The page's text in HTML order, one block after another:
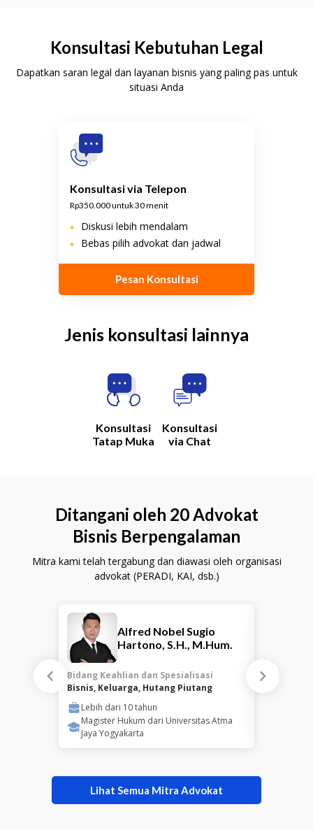
Konsultasi Kebutuhan Legal
Dapatkan saran legal dan layanan bisnis yang paling pas untuk
situasi Anda
Konsultasi via Telepon
Rp350.000 untuk 30 menit
• Diskusi lebih mendalam
• Bebas pilih advokat dan jadwal
Pesan Konsultasi
Jenis konsultasi lainnya
Konsultasi
Tatap Muka
Konsultasi
via Chat
Ditangani oleh 20 Advokat
Bisnis Berpengalaman
Mitra kami telah tergabung dan diawasi oleh organisasi
advokat (PERADI, KAI, dsb.)
Alfred Nobel Sugio
Hartono, S.H., M.Hum.
Bidang Keahlian dan Spesialisasi
Bisnis, Keluarga, Hutang Piutang
Lebih dari 10tahun
Magister Hukum dari Universitas Atma
Jaya Yogyakarta
Bidang
Lihat Semua Mitra Advokat